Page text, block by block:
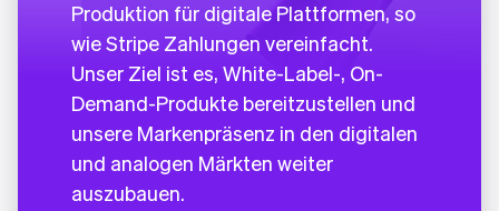
Produktion für digitale Plattformen, so
wie Stripe Zahlungen vereinfacht.
Unser Ziel ist es, White-Label-, On-
Demand-Produkte bereitzustellen und
unsere Markenpräsenz in den digitalen
und analogen Märkten weiter
auszubauen.